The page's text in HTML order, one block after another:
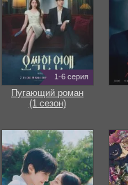
1-6 серия
Пугающий роман
(1 сезон)